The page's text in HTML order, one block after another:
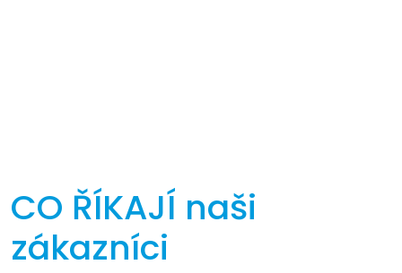
CO ŘÍKAJÍ naši
zákazníci